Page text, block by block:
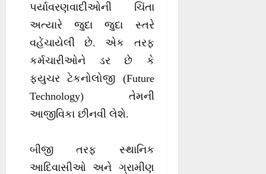
પર્યાવરણવાદીઓની ચિંતા
અત્યારે જુદા જુદા સ્તરે
વહેંચાયેલી છે. એક તરફ
કર્મચારીઓને ડર છે કે
ફ્યુચર ટેકનોલોજી (Future
Technology) તેમની
આજીવિકા છીનવી લેશે.
બીજી તરફ સ્થાનિક
આદિવાસીઓ અને ગ્રામીણ